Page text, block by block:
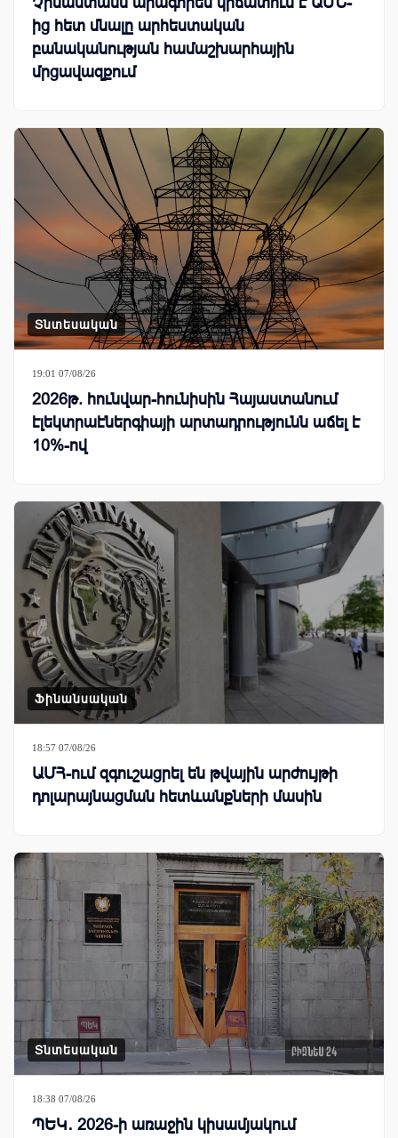
ից հետ մնալը արհեստական
բանականության համաշխարհային
մրցավազքում
Տնտեսական
19:01 07/08/26
2026թ. հունվար-հունիսին Հայաստանում
էլեկտրաէներգիայի արտադրությունն աճել է
10%-ով
Ֆինանսական
18:57 07/08/26
ԱՄՀ-ում զգուշացրել են թվային արժույթի
դոլարայնացման հետևանքների մասին
Տնտեսական
18:38 07/08/26
ՊԵԿ․ 2026-ի առաջին կիսամյակում